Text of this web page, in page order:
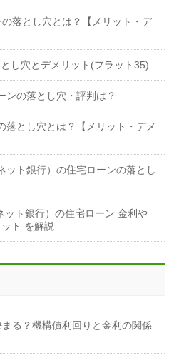
落とし穴とは？【メリット・デ
し穴とデメリット(フラット35)
ンの落とし穴・評判は？
落とし穴とは？【メリット・デメ
ット銀行）の住宅ローンの落とし
ット銀行）の住宅ローン 金利や
ト を解説
る？機構債利回りと金利の関係